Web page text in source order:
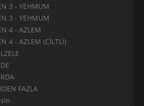
3 - YEHMUM
3 - YEHMUM
4 - AZLEM
4 - AZLEM (CİLTLİ)
FAZLA